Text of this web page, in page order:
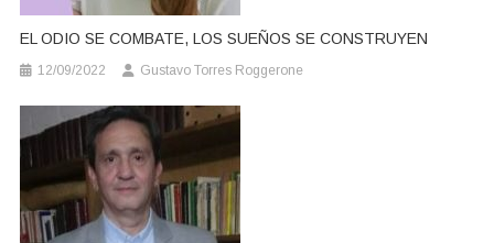
EL ODIO SE COMBATE, LOS SUEÑOS SE CONSTRUYEN
12/09/2022 Gustavo Torres Roggerone